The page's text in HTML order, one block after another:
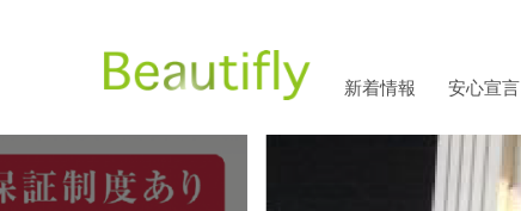
新着情報 安心宣言